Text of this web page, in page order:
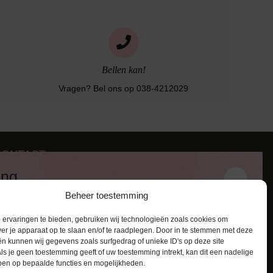
Beheer toestemming
ervaringen te bieden, gebruiken wij technologieën zoals cookies om
je apparaat op te slaan en/of te raadplegen. Door in te stemmen met deze
kunnen wij gegevens zoals surfgedrag of unieke ID's op deze site
je geen toestemming geeft of uw toestemming intrekt, kan dit een nadelige
op bepaalde functies en mogelijkheden.
Bellen kan!
Vragen? Bel ons op 038-4212029
RL Zwolle
info@lingerie-badmode.nl
een kortingscode van